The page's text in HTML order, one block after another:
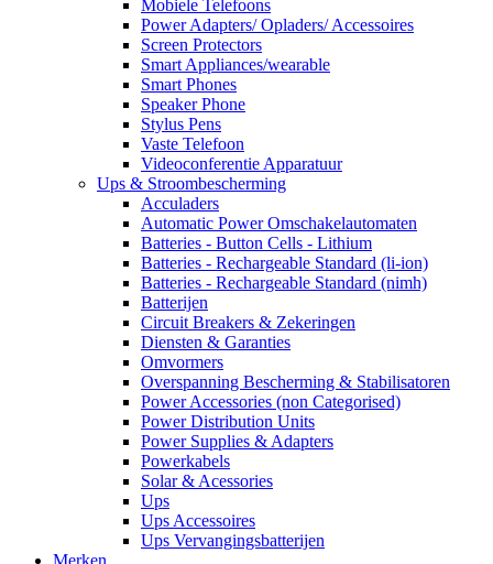
Mobiele Telefoons
Power Adapters/ Opladers/ Accessoires
Screen Protectors
Smart Appliances/wearable
Smart Phones
Speaker Phone
Stylus Pens
Vaste Telefoon
Videoconferentie Apparatuur
Ups & Stroombescherming
Acculaders
Automatic Power Omschakelautomaten
Batteries - Button Cells - Lithium
Batteries - Rechargeable Standard (li-ion)
Batteries - Rechargeable Standard (nimh)
Batterijen
Circuit Breakers & Zekeringen
Diensten & Garanties
Omvormers
Overspanning Bescherming & Stabilisatoren
Power Accessories (non Categorised)
Power Distribution Units
Power Supplies & Adapters
Powerkabels
Solar & Acessories
Ups
Ups Accessoires
Ups Vervangingsbatterijen
Merken